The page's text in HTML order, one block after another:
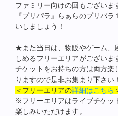
ファミリー向けの回もございま
『プリパラ』らぁらのプリパ
いしましょう！
★また当日は、物販やゲーム、
しめるフリーエリアがございま
チケットをお持ちの方は両方楽
りますので是非お集まり下さい！
＜フリーエリアの詳細はこちら
※フリーエリアはライブチケッ
楽しみいただけます。